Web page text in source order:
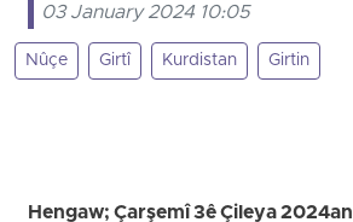
03 January 2024 10:05
Nûçe Girtî Kurdistan Girtin
Hengaw; Çarşemî 3ê Çileya 2024an